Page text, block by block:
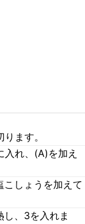
ます。
れ、(A)を加え
こしょうを加えて
、3を入れま